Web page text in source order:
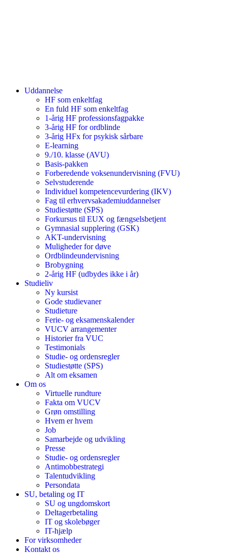
Uddannelse
HF som enkeltfag
En fuld HF som enkeltfag
1-årig HF professionsfagpakke
3-årig HF for ordblinde
3-årig HFx for psykisk sårbare
E-learning
9./10. klasse (AVU)
Basis-pakken
Forberedende voksenundervisning (FVU)
Selvstuderende
Individuel kompetencevurdering (IKV)
Fag til erhvervsakademiuddannelser
Studiestøtte (SPS)
Forkursus til EUX og fængselsbetjent
Gymnasial supplering (GSK)
AKT-undervisning
Muligheder for døve
Ordblindeundervisning
Brobygning
2-årig HF (udbydes ikke i år)
Studieliv
Ny kursist
Gode studievaner
Studieture
Ferie- og eksamenskalender
VUCV arrangementer
Historier fra VUC
Testimonials
Studie- og ordensregler
Studiestøtte (SPS)
Alt om eksamen
Om os
Virtuelle rundture
Fakta om VUCV
Grøn omstilling
Hvem er hvem
Job
Samarbejde og udvikling
Presse
Studie- og ordensregler
Antimobbestrategi
Talentudvikling
Persondata
SU, betaling og IT
SU og ungdomskort
Deltagerbetaling
IT og skolebøger
IT-hjælp
For virksomheder
Kontakt os